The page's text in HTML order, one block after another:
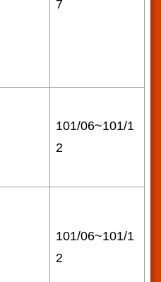
7
101/06~101/1
2
101/06~101/1
2